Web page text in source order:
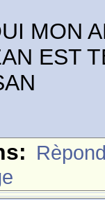
MON
EST